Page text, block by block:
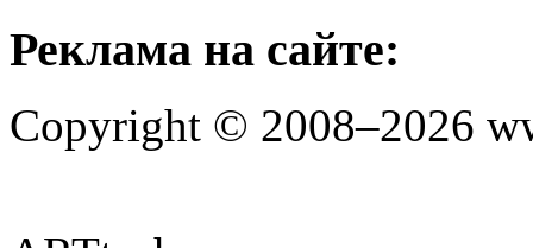
Реклама на сайте:
Copyright © 2008–2026